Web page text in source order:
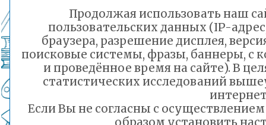
января 1944
советская
сломила
сопротивление
Продолжая использовать наш
пользовательских данных (IP-
браузера, разрешение дисплея,
поисковые системы, фразы, баннеры, с
и проведённое время на сайте). В
статистических исследований
Если Вы не согласны с